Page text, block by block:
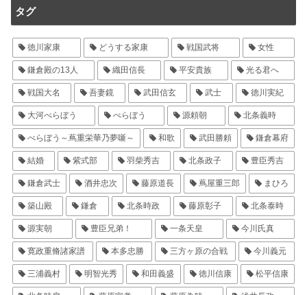
タグ
徳川家康 どうする家康 戦国武将 女性
鎌倉殿の13人 織田信長 平安貴族 光る君へ
戦国大名 吾妻鏡 武田信玄 武士 徳川実紀
大河べらぼう べらぼう 源頼朝 北条義時
べらぼう～蔦重栄華乃夢噺～ 和歌 武田勝頼 鎌倉幕府
結婚 紫式部 羽柴秀吉 北条政子 豊臣秀吉
鎌倉武士 酒井忠次 藤原道長 蔦屋重三郎 まひろ
築山殿 鎌倉 北条時政 藤原彰子 北条泰時
源実朝 豊臣兄弟！ 一条天皇 今川氏真
寛政重脩諸家譜 本多忠勝 三方ヶ原の合戦 今川義元
三浦義村 明智光秀 和田義盛 徳川信康 松平信康